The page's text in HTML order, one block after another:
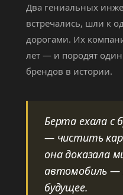
Два гениальных
встречались, шли к
дорогами. Их
лет — и породят
брендов в истории.
Берта ехала с
— чистить
она доказала
автомобиль —
будущее.